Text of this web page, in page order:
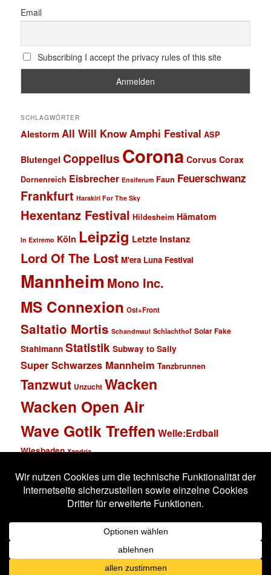
Email
Subscribing I accept the privacy rules of this site
SCHLAGWÖRTER
Alestorm All Will KnowAmphi Festival ASP
Blutengel Coppelius Corona Corvus Corax
Dornenreich Eisbrecher Ensiferum Faun Feuerschwanz
Frankfurt Harakiri For The Sky
Hexentanz Festival Hildesheim Hämatom
In Extremo Köln Leipzig Letzte Instanz
Lord Of The Lost M'era Luna Festival
Mannheim Mono Inc.
MS Connexion Ost+Front
Saltatio Mortis Schandmaul Schlachthof Solar Fake
Stahlmann Statistik Subway to Sally
Super Schwarzes Mannheim Tanzbrunnen
Tanzwut Unzucht Wacken
Wacken Open Air
Wave Gotik Treffen Welle:Erdball
Wiesbaden Xandria
Impressum
Stolz präsentiert von WordPress